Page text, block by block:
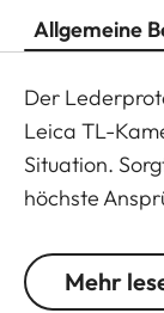
Allgemeine
Der
Leica TL-
Situation.
höchste
sinnvoll ist.
ins Detail
Mehr